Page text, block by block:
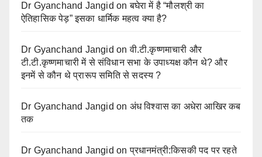
Dr Gyanchand Jangid onबघेरा में है “मौलश्री का
ऐतिहासिक पेड़” इसका धार्मिक महत्व क्या है?
Dr Gyanchand Jangid onवी.टी.कृष्णमाचारी और
टी.टी.कृष्णमाचारी में से संविधान सभा के उपाध्यक्ष कौन थे? और
इनमें से कौन थे प्रारूप समिति से सदस्य ?
Dr Gyanchand Jangid on अंध विश्वास का अधेरा आखिर कब
तक
Dr Gyanchand Jangid onप्रधानमंत्री:किसकी पद पर रहते